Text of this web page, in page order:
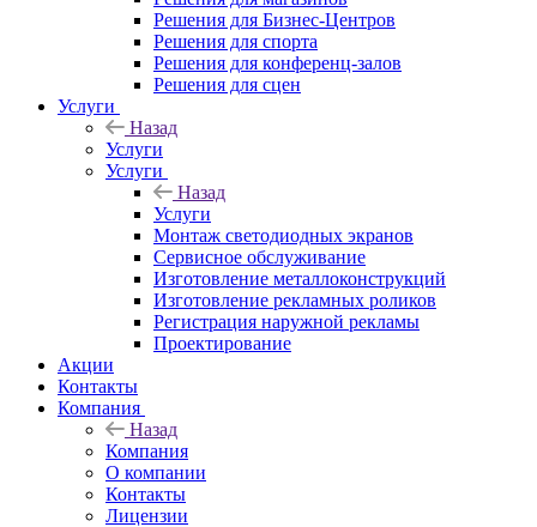
Решения для Бизнес-Центров
Решения для спорта
Решения для конференц-залов
Решения для сцен
Услуги
Назад
Услуги
Услуги
Назад
Услуги
Монтаж светодиодных экранов
Сервисное обслуживание
Изготовление металлоконструкций
Изготовление рекламных роликов
Регистрация наружной рекламы
Проектирование
Акции
Контакты
Компания
Назад
Компания
О компании
Контакты
Лицензии